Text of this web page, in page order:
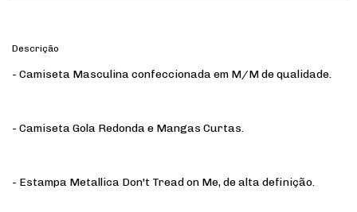
Descrição
- Camiseta Masculina confeccionada em M/M de qualidade.
- Camiseta Gola Redonda e Mangas Curtas.
- Estampa Metallica Don't Tread on Me, de alta definição.